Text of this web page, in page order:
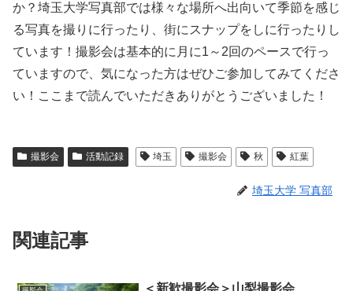
か？埼玉大学写真部では様々な場所へ出向いて季節を感じ
る写真を撮りに行ったり、街にスナップをしに行ったりし
ています！撮影会は基本的に月に1～2回のペースで行っ
ていますので、気になった方はぜひご参加してみてくださ
い！ここまで読んでいただきありがとうございました！
撮影会 活動記録 埼玉 撮影会 秋 紅葉
埼玉大学 写真部
関連記事
＜新歓撮影会＞山梨撮影会